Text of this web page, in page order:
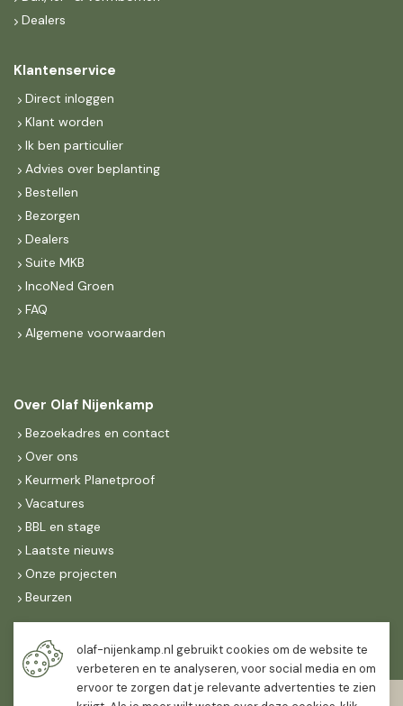
Dealers
Klantenservice
Direct inloggen
Klant worden
Ik ben particulier
Advies over beplanting
Bestellen
Bezorgen
Dealers
Suite MKB
IncoNed Groen
FAQ
Algemene voorwaarden
Over Olaf Nijenkamp
Bezoekadres en contact
Over ons
Keurmerk Planetproof
Vacatures
BBL en stage
Laatste nieuws
Onze projecten
Beurzen
Maandag t/m vrijdag
07:30-
16:30
olaf-nijenkamp.nl gebruikt cookies om de website te
verbeteren en te analyseren, voor social media en om
ervoor te zorgen dat je relevante advertenties te zien